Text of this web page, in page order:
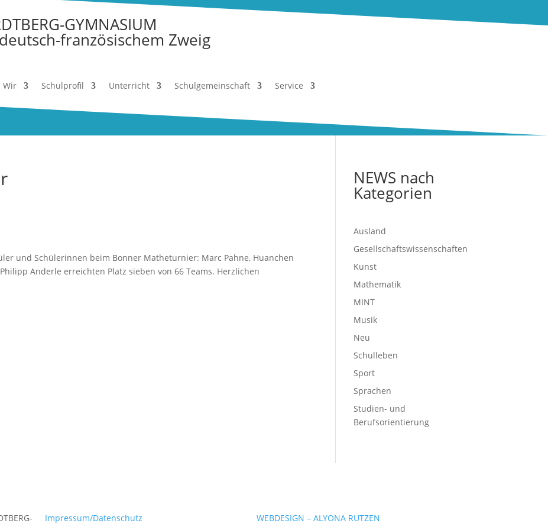
GYMNASIUM
französischem Zweig
Wir Schulprofil Unterricht Schulgemeinschaft Service
und Schülerinnen beim Bonner Matheturnier: Marc Pahne, Huanchen
Anderle erreichten Platz sieben von 66 Teams. Herzlichen
NEWS nach
Kategorien
Ausland
Gesellschaftswissenschaften
Kunst
Mathematik
MINT
Musik
Neu
Schulleben
Sport
Sprachen
Studien- und
Berufsorientierung
Impressum/Datenschutz WEBDESIGN – ALYONA RUTZEN